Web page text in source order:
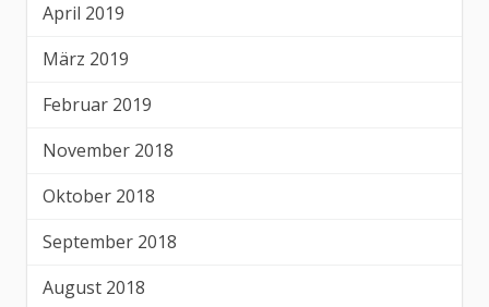
April 2019
März 2019
Februar 2019
November 2018
Oktober 2018
September 2018
August 2018